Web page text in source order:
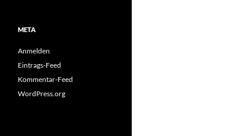
META
Anmelden
Eintrags-Feed
Kommentar-Feed
WordPress.org